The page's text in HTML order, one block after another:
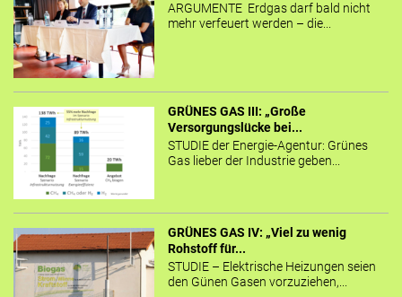
ARGUMENTE Erdgas darf bald nicht
mehr verfeuert werden – die...
GRÜNES GAS III: „Große
Versorgungslücke bei...
STUDIE der Energie-Agentur: Grünes
Gas lieber der Industrie geben...
GRÜNES GAS IV: „Viel zu wenig
Rohstoff für...
STUDIE – Elektrische Heizungen seien
den Günen Gasen vorzuziehen,...